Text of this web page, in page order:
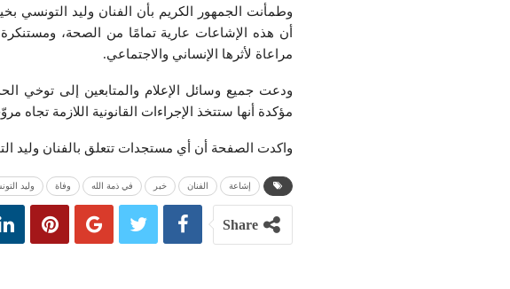
وطمأنت الجمهور الكريم بأن الفنان وليد
أن هذه الإشاعات عارية تمامًا من الصحة،
مراعاة لأثرها الإنساني والاجتماعي.
ودعت جميع وسائل الإعلام والمتابعين إلى توخي
مؤكدة أنها ستتخذ الإجراءات القانونية اللازمة تجاه
واكدت الصفحة أن أي مستجدات تتعلق بالفنان وليد
إشاعة الفنان خبر في ذمة الله وفاة وليد
Share